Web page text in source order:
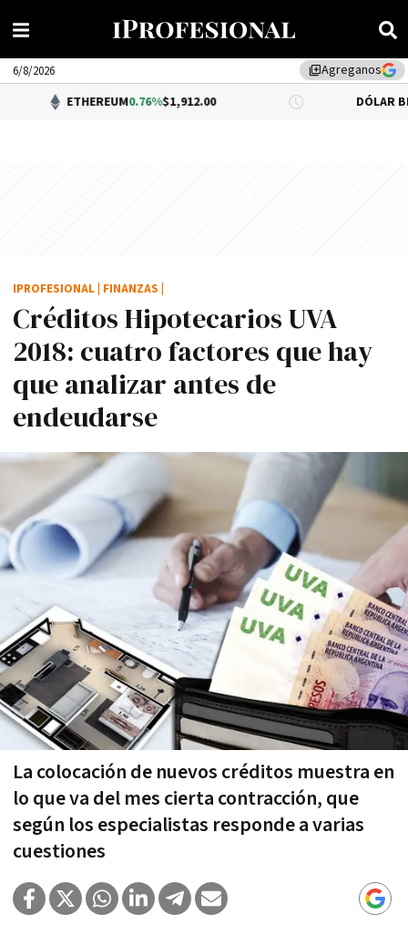
library_addAgreganos
6/8/2026
0.76%$1,912.00 DÓLAR BNA 0.34%
Créditos Hipotecarios UVA
2018: cuatro factores que hay
que analizar antes de
endeudarse
La colocación de nuevos créditos muestra en
lo que va del mes cierta contracción, que
según los especialistas responde a varias
cuestiones
IPROFESIONAL FINANZAS